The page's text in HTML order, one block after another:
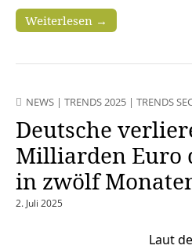
Weiterlesen →
NEWS | TRENDS 2025 | TRENDS
Deutsche
Milliarden Euro
in zwölf
2. Juli 2025
Laut